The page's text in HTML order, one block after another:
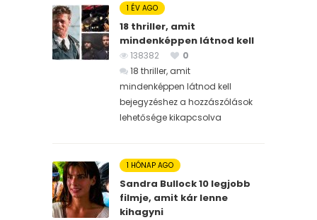
1 ÉV AGO
18 thriller, amit
mindenképpen látnod kell
138382
0
18 thriller, amit
mindenképpen látnod kell
bejegyzéshez a hozzászólások
lehetősége kikapcsolva
1 HÓNAP AGO
Sandra Bullock 10 legjobb
filmje, amit kár lenne
kihagyni